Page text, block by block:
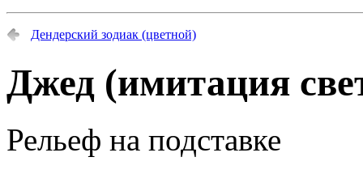
Дендерский зодиак (цветной)
Джед (имитация
Рельеф на подставке